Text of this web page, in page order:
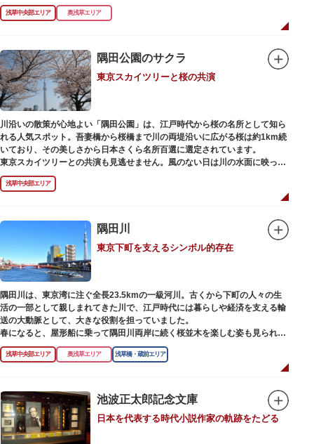
浅草名所七福神の特徴は福禄寿、寿老人が2社ずつあり、巡る社寺が9ヶ所あ
るところ。九は数の究み、鳩と言う字にも使われていて、鳩は「集まる」と
絵馬をつけ、色紙・福絵に御朱印をいただきながら巡拝しましょう。
江戸文化発祥の地といわれる浅草には、観音様の境内を中心として広く各所
に名所・旧跡があります。七福神をめぐる途中、これらの名跡も訪ねながら
江戸文化の面影を偲んでみてはいかがでしょうか。
御利益にあやかりながらの散策は、福徳と心の安らぎを与えてくれることで
しょう。
浅草中央部エリア 奥浅草エリア
隅田公園のサクラ
東京スカイツリーと桜の共演
川沿いの散策が心地よい「隅田公園」は、江戸時代から桜の名所として知ら
れる人気スポット。吾妻橋から桜橋まで川の両堤沿いに広がる桜は約1km続
いており、その美しさから日本さくら名所百選に選定されています。
東京スカイツリーとの共演も見逃せません。風のない日は川の水面に映った
「逆さスカイツリー」と桜のコラボレーションも楽しめます。シーズン中は
夜桜がライトアップされ、日中とは異なる幻想的な雰囲気に包まれるのも魅
力のひとつ。屋形船や水上バスも運航しているので、いつもと違った目線の
浅草中央部エリア
隅田川
東京下町を支えるシンボル的存在
隅田川は、東京湾に注ぐ全長23.5kmの一級河川。古くから下町の人々の生
活の一部として親しまれてきた川で、江戸時代には暮らしや経済を支える輸
送の大動脈として、大きな役割を担っていました。
春になると、屋形船に乗って隅田川両岸に続く桜並木を楽しむ姿も見られ、
東京スカイツリーとのコラボレーションも、まさに絵になる光景です。ま
た、毎年7月の最終土曜日に開催される「隅田川花火大会」は、東京の夏の
川沿いには「隅田川テラス」と呼ばれる遊歩道も整備されています。心地よ
い風に吹かれながら、緑化が施された遊歩道で散歩やジョギングを楽しんだ
後は、オープンカフェでほっと一息つくのもおすすめです。
隅田川にかかる橋々も、それぞれ特徴的な形をしていて見応えは抜群。せっ
浅草中央部エリア 奥浅草エリア 浅草橋・蔵前エリア
池波正太郎記念文庫
日本を代表する時代小説作家の軌跡をたどる